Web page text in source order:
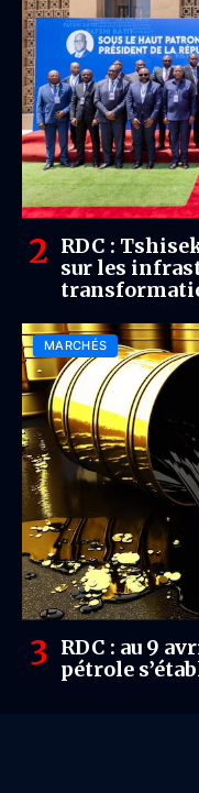
RDC :
sur les
MARCHÉS
RDC : au 9
pétrole